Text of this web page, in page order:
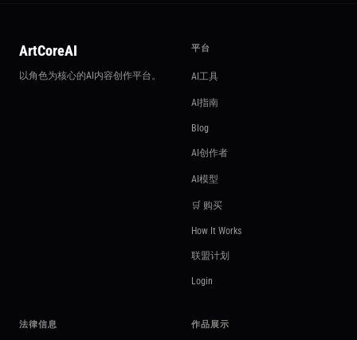
ArtCoreAI
以角色为核心的AI内容创作平台。
平台
AI工具
AI指南
Blog
AI创作者
AI模型
🛒 购买
How It Works
联盟计划
Login
法律信息 作品展示